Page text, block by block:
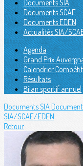
Documents SIA
Documents SCAE
Documents EDEN
Actualités SIA/
Agenda
Grand Prix
Calendrier
Résultats
Bilan sportif annuel
Documents SIA
SIA/SCAE/EDEN
Retour